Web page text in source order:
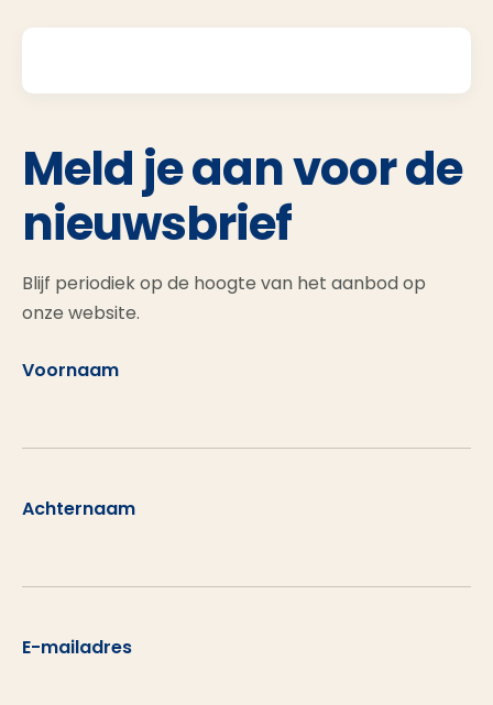
Meld je aan voor de
nieuwsbrief
Blijf periodiek op de hoogte van het aanbod op
onze website.
Voornaam
Achternaam
E-mailadres